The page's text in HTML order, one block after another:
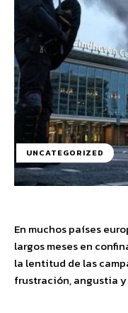
UNCATEGORIZED
En muchos países
largos meses en
la lentitud de las
frustración, angustia